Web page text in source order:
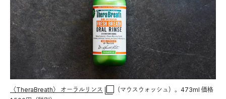
〈TheraBreath〉 オーラルリンス
（マウスウォッシュ）。473ml 価格